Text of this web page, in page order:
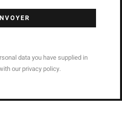
data you have supplied in
our privacy policy.